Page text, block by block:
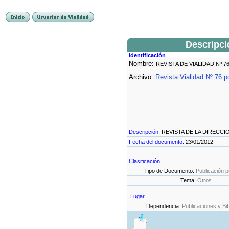
Identificación
Nombre: REVISTA DE VIALIDAD Nº 76
Archivo: Revista Vialidad Nº
Descripción: REVISTA DE LA
Fecha del documento: 23/01/2012
Clasificación
Tipo de Documento: Publicación
Tema: Otros
Lugar
Dependencia: Publicaciones y